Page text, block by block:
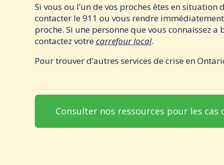
Si vous ou l’un de vos proches êtes en situation
contacter le 911 ou vous rendre
proche. Si une personne que vous connaissez a
contactez votrecarrefour local.
Pour trouver d’autres services de crise en
Consulter nos ressources pour les cas